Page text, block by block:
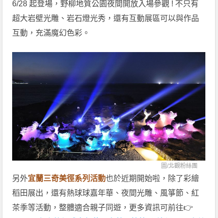
6/28 起登場，野柳地質公園夜間開放入場參觀 ! 不只有
超大岩壁光雕、岩石燈光秀，還有互動展區可以與作品
互動，充滿魔幻色彩。
圖/北觀粉絲團
另外宜蘭三奇美徑系列活動也於近期開始啦，除了彩繪
稻田展出，還有熱球球嘉年華、夜間光雕、風箏節、紅
茶季等活動，整體適合親子同遊，更多資訊可前往👉